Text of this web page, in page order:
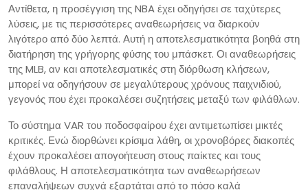
Αντίθετα, η προσέγγιση της NBA έχει οδηγήσει σε ταχύτερες
λύσεις, με τις περισσότερες αναθεωρήσεις να διαρκούν
λιγότερο από δύο λεπτά. Αυτή η αποτελεσματικότητα βοηθά στη
διατήρηση της γρήγορης φύσης του μπάσκετ. Οι αναθεωρήσεις
της MLB, αν και αποτελεσματικές στη διόρθωση κλήσεων,
μπορεί να οδηγήσουν σε μεγαλύτερους χρόνους παιχνιδιού,
γεγονός που έχει προκαλέσει συζητήσεις μεταξύ των φιλάθλων.
Το σύστημα VAR του ποδοσφαίρου έχει αντιμετωπίσει μικτές
κριτικές. Ενώ διορθώνει κρίσιμα λάθη, οι χρονοβόρες διακοπές
έχουν προκαλέσει απογοήτευση στους παίκτες και τους
φιλάθλους. Η αποτελεσματικότητα των αναθεωρήσεων
επαναλήψεων συχνά εξαρτάται από το πόσο καλά